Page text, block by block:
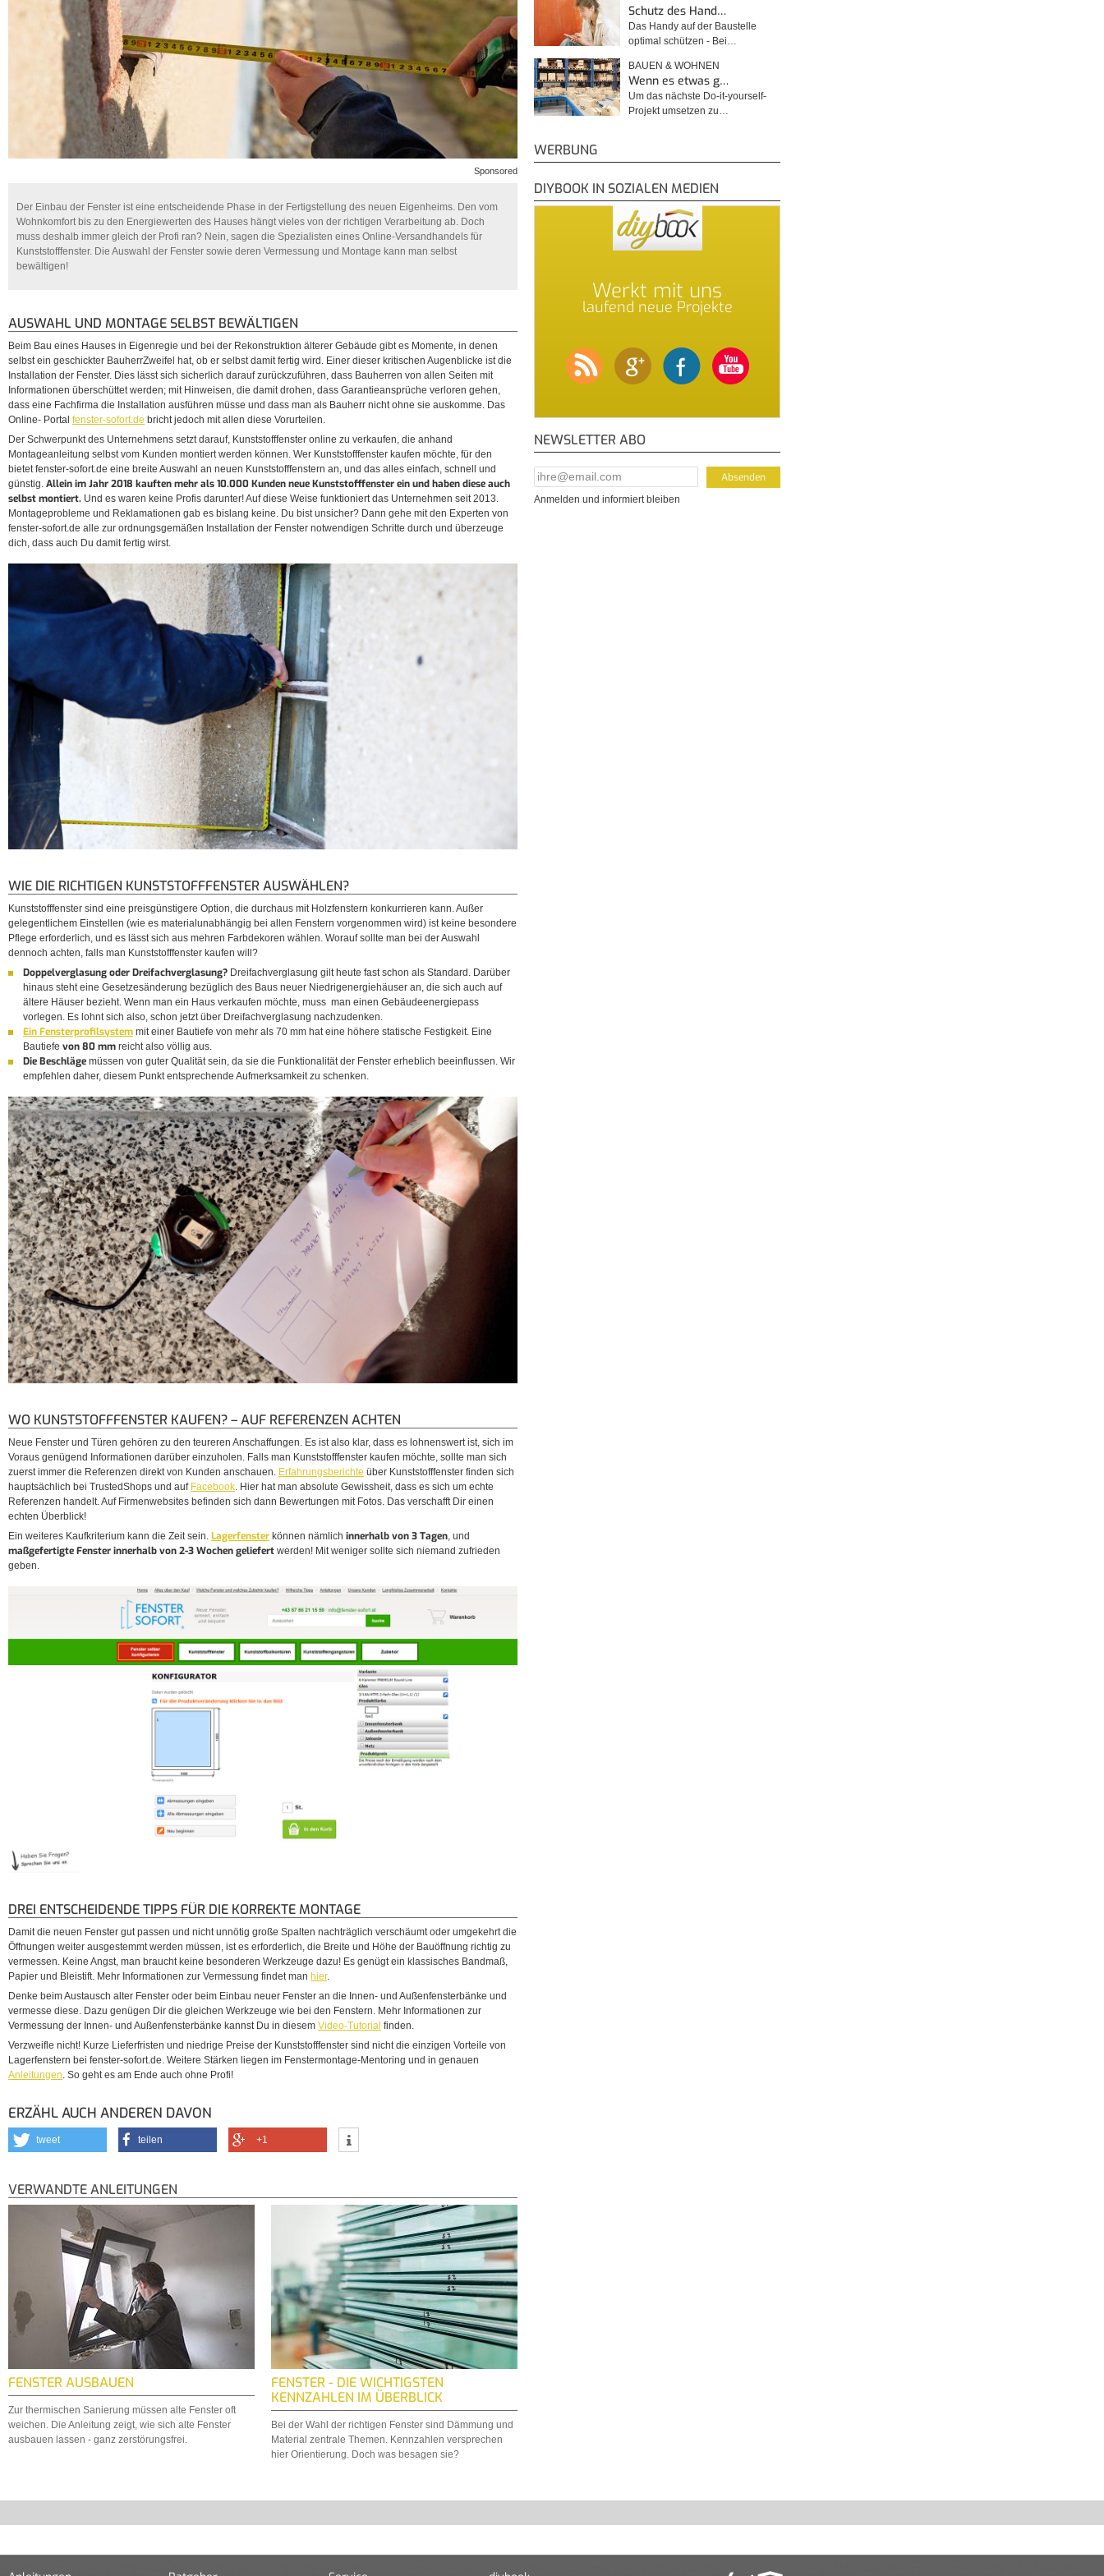
Sponsored
Der Einbau der Fenster ist eine entscheidende Phase in der Fertigstellung des neuen Eigenheims. Den vom
Wohnkomfort bis zu den Energiewerten des Hauses hängt vieles von der richtigen Verarbeitung ab. Doch
muss deshalb immer gleich der Profi ran? Nein, sagen die Spezialisten eines Online-Versandhandels für
Kunststofffenster. Die Auswahl der Fenster sowie deren Vermessung und Montage kann man selbst
bewältigen!
AUSWAHL UND MONTAGE SELBST BEWÄLTIGEN
Beim Bau eines Hauses in Eigenregie und bei der Rekonstruktion älterer Gebäude gibt es Momente, in denen
selbst ein geschickter BauherrZweifel hat, ob er selbst damit fertig wird. Einer dieser kritischen Augenblicke ist die
Installation der Fenster. Dies lässt sich sicherlich darauf zurückzuführen, dass Bauherren von allen Seiten mit
Informationen überschüttet werden; mit Hinweisen, die damit drohen, dass Garantieansprüche verloren gehen,
dass eine Fachfirma die Installation ausführen müsse und dass man als Bauherr nicht ohne sie auskomme. Das
Online- Portal fenster-sofort.de bricht jedoch mit allen diese Vorurteilen.
Der Schwerpunkt des Unternehmens setzt darauf, Kunststofffenster online zu verkaufen, die anhand
Montageanleitung selbst vom Kunden montiert werden können. Wer Kunststofffenster kaufen möchte, für den
bietet fenster-sofort.de eine breite Auswahl an neuen Kunststofffenstern an, und das alles einfach, schnell und
günstig. Allein im Jahr 2018 kauften mehr als 10.000 Kunden neue Kunststofffenster ein und haben diese auch
selbst montiert. Und es waren keine Profis darunter! Auf diese Weise funktioniert das Unternehmen seit 2013.
Montageprobleme und Reklamationen gab es bislang keine. Du bist unsicher? Dann gehe mit den Experten von
fenster-sofort.de alle zur ordnungsgemäßen Installation der Fenster notwendigen Schritte durch und überzeuge
dich, dass auch Du damit fertig wirst.
WIE DIE RICHTIGEN KUNSTSTOFFFENSTER AUSWÄHLEN?
Kunststofffenster sind eine preisgünstigere Option, die durchaus mit Holzfenstern konkurrieren kann. Außer
gelegentlichem Einstellen (wie es materialunabhängig bei allen Fenstern vorgenommen wird) ist keine besondere
Pflege erforderlich, und es lässt sich aus mehren Farbdekoren wählen. Worauf sollte man bei der Auswahl
dennoch achten, falls man Kunststofffenster kaufen will?
Doppelverglasung oder Dreifachverglasung? Dreifachverglasung gilt heute fast schon als Standard. Darüber
hinaus steht eine Gesetzesänderung bezüglich des Baus neuer Niedrigenergiehäuser an, die sich auch auf
ältere Häuser bezieht. Wenn man ein Haus verkaufen möchte, muss man einen Gebäudeenergiepass
vorlegen. Es lohnt sich also, schon jetzt über Dreifachverglasung nachzudenken.
Ein Fensterprofilsystem mit einer Bautiefe von mehr als 70 mm hat eine höhere statische Festigkeit. Eine
Bautiefe von 80 mm reicht also völlig aus.
Die Beschläge müssen von guter Qualität sein, da sie die Funktionalität der Fenster erheblich beeinflussen. Wir
empfehlen daher, diesem Punkt entsprechende Aufmerksamkeit zu schenken.
WO KUNSTSTOFFFENSTER KAUFEN? – AUF REFERENZEN ACHTEN
Neue Fenster und Türen gehören zu den teureren Anschaffungen. Es ist also klar, dass es lohnenswert ist, sich im
Voraus genügend Informationen darüber einzuholen. Falls man Kunststofffenster kaufen möchte, sollte man sich
zuerst immer die Referenzen direkt von Kunden anschauen. Erfahrungsberichte über Kunststofffenster finden sich
hauptsächlich bei TrustedShops und auf Facebook. Hier hat man absolute Gewissheit, dass es sich um echte
Referenzen handelt. Auf Firmenwebsites befinden sich dann Bewertungen mit Fotos. Das verschafft Dir einen
echten Überblick!
Ein weiteres Kaufkriterium kann die Zeit sein. Lagerfenster können nämlich innerhalb von 3 Tagen, und
maßgefertigte Fenster innerhalb von 2-3 Wochen geliefert werden! Mit weniger sollte sich niemand zufrieden
geben.
DREI ENTSCHEIDENDE TIPPS FÜR DIE KORREKTE MONTAGE
Damit die neuen Fenster gut passen und nicht unnötig große Spalten nachträglich verschäumt oder umgekehrt die
Öffnungen weiter ausgestemmt werden müssen, ist es erforderlich, die Breite und Höhe der Bauöffnung richtig zu
vermessen. Keine Angst, man braucht keine besonderen Werkzeuge dazu! Es genügt ein klassisches Bandmaß,
Papier und Bleistift. Mehr Informationen zur Vermessung findet man hier.
Denke beim Austausch alter Fenster oder beim Einbau neuer Fenster an die Innen- und Außenfensterbänke und
vermesse diese. Dazu genügen Dir die gleichen Werkzeuge wie bei den Fenstern. Mehr Informationen zur
Vermessung der Innen- und Außenfensterbänke kannst Du in diesem Video-Tutorial finden.
Verzweifle nicht! Kurze Lieferfristen und niedrige Preise der Kunststofffenster sind nicht die einzigen Vorteile von
Lagerfenstern bei fenster-sofort.de. Weitere Stärken liegen im Fenstermontage-Mentoring und in genauen
Anleitungen. So geht es am Ende auch ohne Profi!
ERZÄHL AUCH ANDEREN DAVON
tweet teilen +1
VERWANDTE ANLEITUNGEN
FENSTER AUSBAUEN
Zur thermischen Sanierung müssen alte Fenster oft
weichen. Die Anleitung zeigt, wie sich alte Fenster
ausbauen lassen - ganz zerstörungsfrei.
FENSTER - DIE WICHTIGSTEN
KENNZAHLEN IM ÜBERBLICK
Bei der Wahl der richtigen Fenster sind Dämmung und
Material zentrale Themen. Kennzahlen versprechen
hier Orientierung. Doch was besagen sie?
Schutz des Hand…
Das Handy auf der Baustelle
optimal schützen - Bei…
BAUEN & WOHNEN
Wenn es etwas g…
Um das nächste Do-it-yourself-
Projekt umsetzen zu…
WERBUNG
DIYBOOK IN SOZIALEN MEDIEN
Werkt mit uns
laufend neue Projekte
NEWSLETTER ABO
E-Mail Addresse*
Anmelden und informiert bleiben